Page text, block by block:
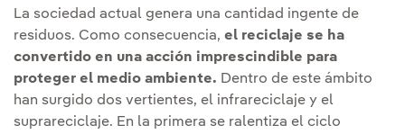
La sociedad actual genera una cantidad ingente de
residuos. Como consecuencia, el reciclaje se ha
convertido en una acción imprescindible para
proteger el medio ambiente. Dentro de este ámbito
han surgido dos vertientes, el infrareciclaje y el
suprareciclaje. En la primera se ralentiza el ciclo